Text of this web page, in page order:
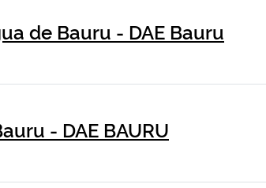
de Bauru - DAE Bauru
- DAE BAURU